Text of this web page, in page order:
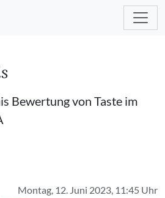
Bewertung von Taste im
Montag, 12. Juni 2023, 11:45 Uhr